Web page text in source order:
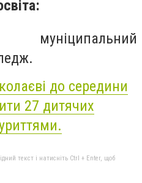
муніципальний
до середини
27 дитячих
текст і натисніть Ctrl + Enter, щоб